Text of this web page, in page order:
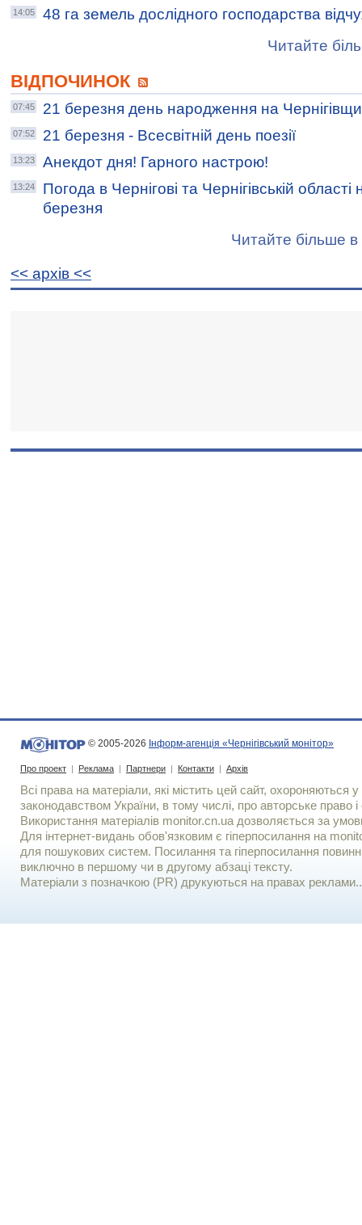
14:05
48 га земель дослідного господарства
Читайте
ВІДПОЧИНОК
07:45 21 березня день народження на
07:52 21 березня - Всесвітній день поезії
13:23 Анекдот дня! Гарного настрою!
13:24
Погода в Чернігові та Чернігівській
березня
Читайте більше в
<< архiв <<
© 2005-2026 Інформ-агенція «Чернігівський монітор»
Про проект | Реклама | Партнери | Контакти | Архів
Всі права на матеріали, які містить цей сайт, охороняються у
законодавством України, в тому числі, про авторське право і
Використання матерiалiв monitor.cn.ua дозволяється за
Для iнтернет-видань обов'язковим є гiперпосилання на
для пошукових систем. Посилання та гіперпосилання
виключно в першому чи в другому абзаці тексту.
Матеріали з позначкою (PR) друкуються на правах реклами..